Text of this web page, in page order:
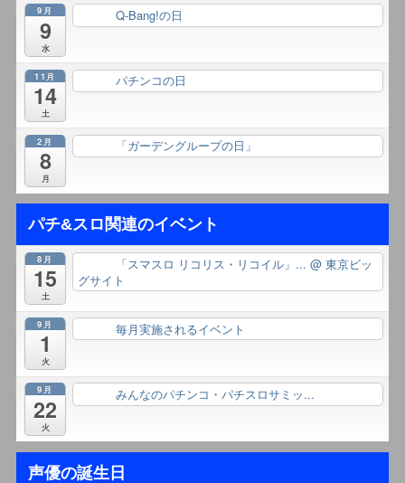
9月
9
水
Q-Bang!の日
11月
14
土
パチンコの日
2月
8
月
「ガーデングループの日」
パチ&スロ関連のイベント
8月
15
土
「スマスロ リコリス・リコイル」... @ 東京ビッ
グサイト
9月
1
火
毎月実施されるイベント
9月
22
火
みんなのパチンコ・パチスロサミッ...
声優の誕生日